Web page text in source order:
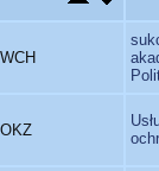
WCH
OKZ